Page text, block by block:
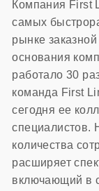
Компания First
самых
рынке
основания
работало 30
команда First
сегодня ее
специалистов.
количества
расширяет
включающий в